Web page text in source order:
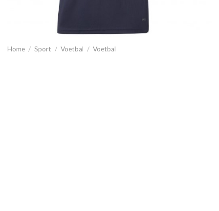
Home / Sport / Voetbal / Voetbal